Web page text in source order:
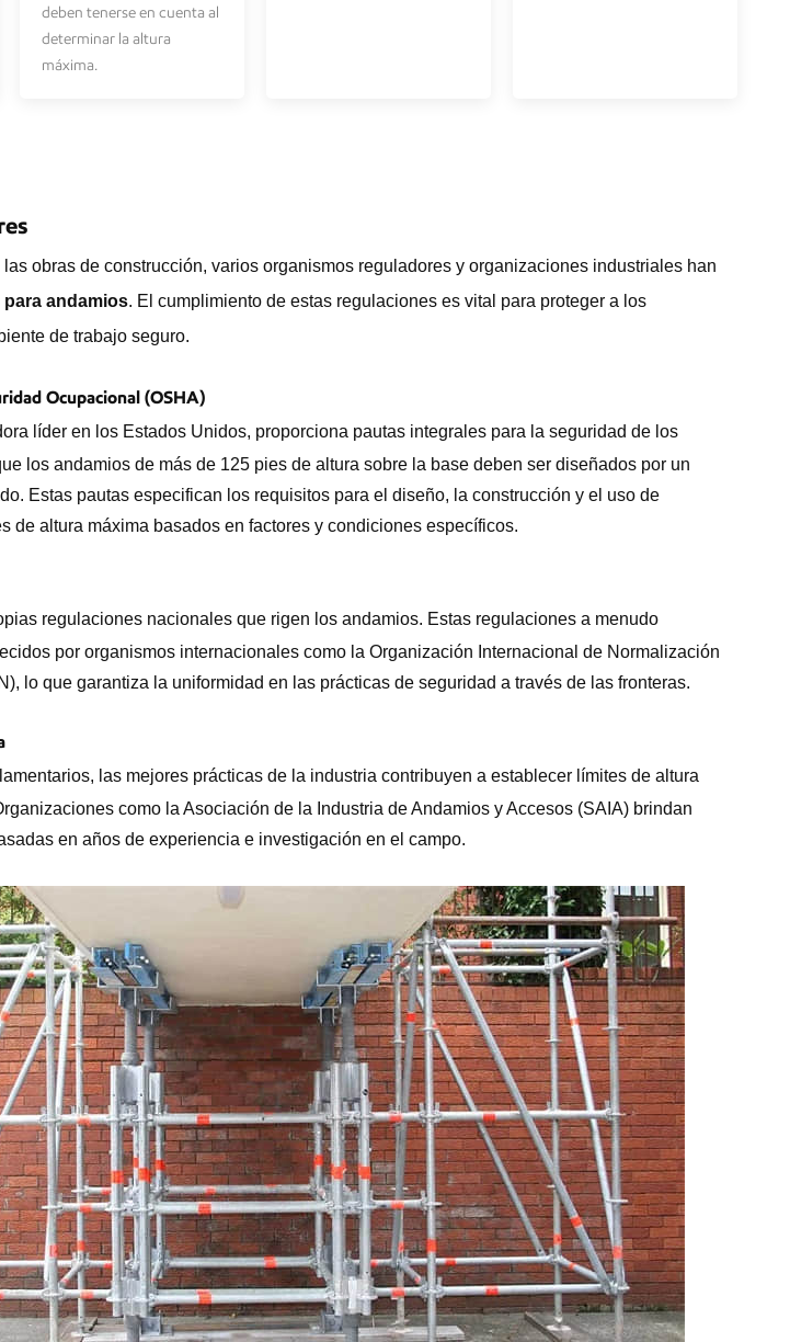
deben tenerse en cuenta al
determinar la altura
máxima.
obras de construcción, varios organismos reguladores y organizaciones industriales han
para andamios. El cumplimiento de estas regulaciones es vital para proteger a los
de trabajo seguro.
Ocupacional (OSHA)
líder en los Estados Unidos, proporciona pautas integrales para la seguridad de los
los andamios de más de 125 pies de altura sobre la base deben ser diseñados por un
Estas pautas especifican los requisitos para el diseño, la construcción y el uso de
de altura máxima basados en factores y condiciones específicos.
regulaciones nacionales que rigen los andamios. Estas regulaciones a menudo
por organismos internacionales como la Organización Internacional de Normalización
lo que garantiza la uniformidad en las prácticas de seguridad a través de las fronteras.
las mejores prácticas de la industria contribuyen a establecer límites de altura
como la Asociación de la Industria de Andamios y Accesos (SAIA) brindan
en años de experiencia e investigación en el campo.